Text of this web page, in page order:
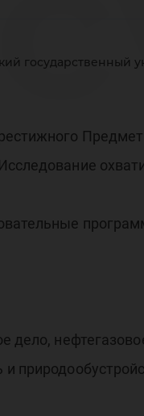
государственный
дело,